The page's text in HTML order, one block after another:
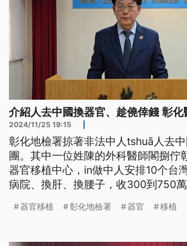
介紹人去中國換器官、趁僥倖錢 彰化
2024/11/25 19:15
彰化地檢署掠著非法中人tshuā人去
團。其中一位姓陳的外科醫師閣捌佇
器官移植中心，in做中人安排10个台
病院、換肝、換腰子，收300到750
公訴。
器官移植 彰化地檢署 器官 移植